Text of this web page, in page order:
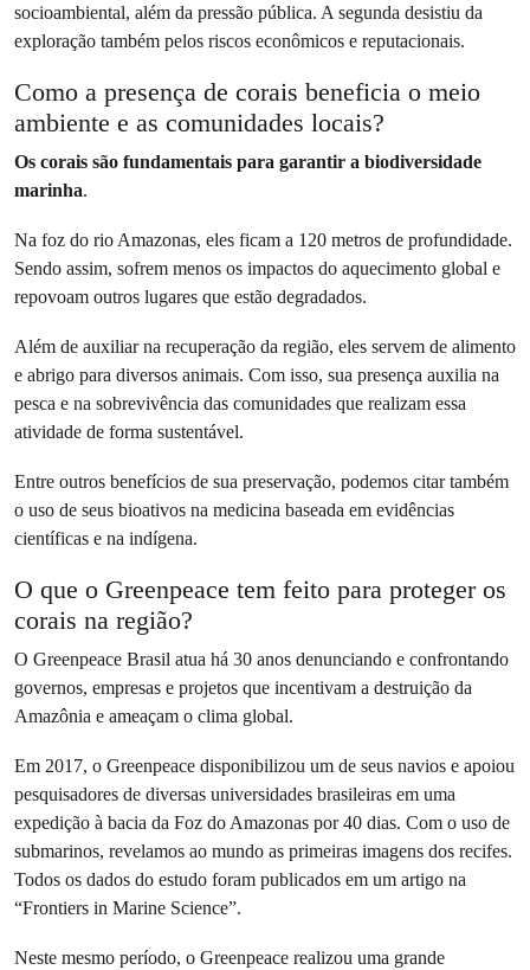
socioambiental, além da pressão pública. A segunda desistiu da
exploração também pelos riscos econômicos e reputacionais.
Como a presença de corais beneficia o meio
ambiente e as comunidades locais?
Os corais são fundamentais para garantir a biodiversidade
marinha.
Na foz do rio Amazonas, eles ficam a 120 metros de profundidade.
Sendo assim, sofrem menos os impactos do aquecimento global e
repovoam outros lugares que estão degradados.
Além de auxiliar na recuperação da região, eles servem de alimento
e abrigo para diversos animais. Com isso, sua presença auxilia na
pesca e na sobrevivência das comunidades que realizam essa
atividade de forma sustentável.
Entre outros benefícios de sua preservação, podemos citar também
o uso de seus bioativos na medicina baseada em evidências
científicas e na indígena.
O que o Greenpeace tem feito para proteger os
corais na região?
O Greenpeace Brasil atua há 30 anos denunciando e confrontando
governos, empresas e projetos que incentivam a destruição da
Amazônia e ameaçam o clima global.
Em 2017, o Greenpeace disponibilizou um de seus navios e apoiou
pesquisadores de diversas universidades brasileiras em uma
expedição à bacia da Foz do Amazonas por 40 dias. Com o uso de
submarinos, revelamos ao mundo as primeiras imagens dos recifes.
Todos os dados do estudo foram publicados em um artigo na
“Frontiers in Marine Science”.
Neste mesmo período, o Greenpeace realizou uma grande